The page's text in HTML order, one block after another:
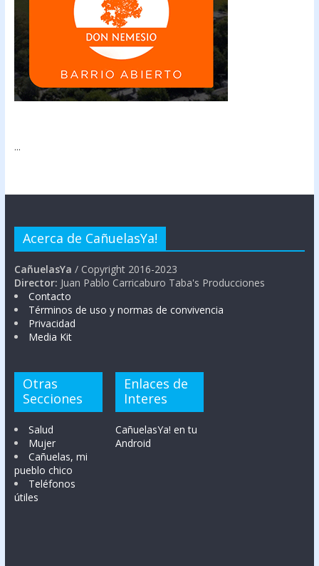
...
Acerca de CañuelasYa!
CañuelasYa / Copyright 2016-2023
Director: Juan Pablo Carricaburo Taba's Producciones
Contacto
Términos de uso y normas de convivencia
Privacidad
Media Kit
Otras
Secciones
Salud
Mujer
Cañuelas, mi
pueblo chico
Teléfonos
útiles
Enlaces de
Interes
CañuelasYa! en tu
Android